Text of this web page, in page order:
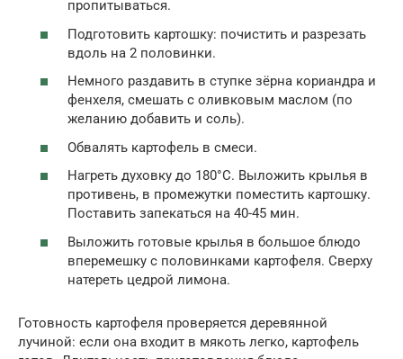
пропитываться.
Подготовить картошку: почистить и разрезать
вдоль на 2 половинки.
Немного раздавить в ступке зёрна кориандра и
фенхеля, смешать с оливковым маслом (по
желанию добавить и соль).
Обвалять картофель в смеси.
Нагреть духовку до 180°C. Выложить крылья в
противень, в промежутки поместить картошку.
Поставить запекаться на 40-45 мин.
Выложить готовые крылья в большое блюдо
вперемешку с половинками картофеля. Сверху
натереть цедрой лимона.
Готовность картофеля проверяется деревянной
лучиной: если она входит в мякоть легко, картофель